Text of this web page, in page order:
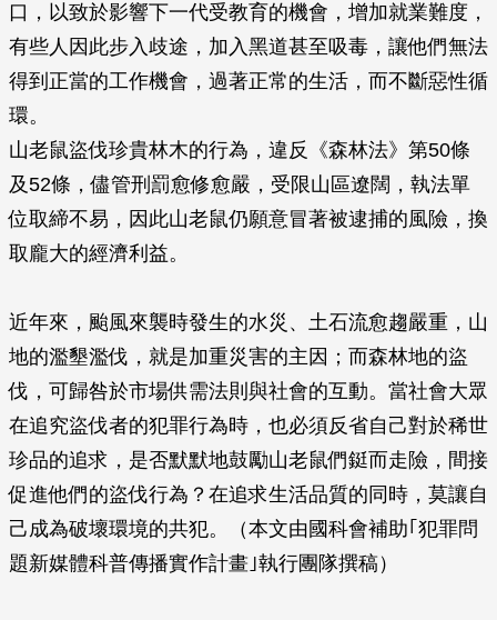
口，以致於影響下一代受教育的機會，增加就業難度，
有些人因此步入歧途，加入黑道甚至吸毒，讓他們無法
得到正當的工作機會，過著正常的生活，而不斷惡性循
環。
山老鼠盜伐珍貴林木的行為，違反《森林法》第50條
及52條，儘管刑罰愈修愈嚴，受限山區遼闊，執法單
位取締不易，因此山老鼠仍願意冒著被逮捕的風險，換
取龐大的經濟利益。
近年來，颱風來襲時發生的水災、土石流愈趨嚴重，山
地的濫墾濫伐，就是加重災害的主因；而森林地的盜
伐，可歸咎於市場供需法則與社會的互動。當社會大眾
在追究盜伐者的犯罪行為時，也必須反省自己對於稀世
珍品的追求，是否默默地鼓勵山老鼠們鋌而走險，間接
促進他們的盜伐行為？在追求生活品質的同時，莫讓自
己成為破壞環境的共犯。（本文由國科會補助｢犯罪問
題新媒體科普傳播實作計畫｣執行團隊撰稿）